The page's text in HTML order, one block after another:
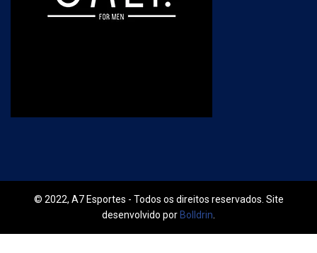
© 2022, A7 Esportes - Todos os direitos reservados. Site
desenvolvido por Bolldrin.